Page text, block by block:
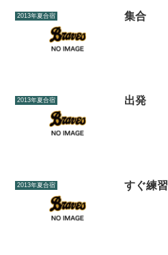
2013年夏合宿 集合
2013年夏合宿 出発
2013年夏合宿 すぐ練習